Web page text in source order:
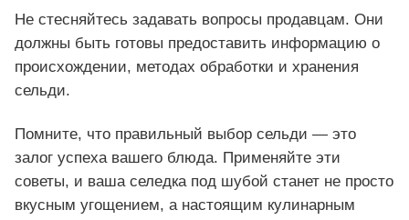
Не стесняйтесь задавать вопросы продавцам. Они
должны быть готовы предоставить информацию о
происхождении, методах обработки и хранения
сельди.
Помните, что правильный выбор сельди — это
залог успеха вашего блюда. Применяйте эти
советы, и ваша селедка под шубой станет не просто
вкусным угощением, а настоящим кулинарным